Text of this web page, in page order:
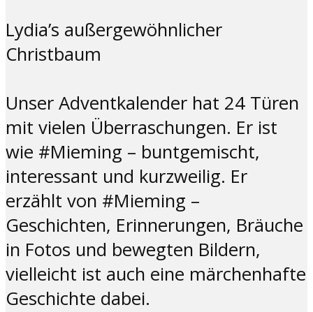
Lydia’s außergewöhnlicher
Christbaum
Unser Adventkalender hat 24 Türen
mit vielen Überraschungen. Er ist
wie #Mieming – buntgemischt,
interessant und kurzweilig. Er
erzählt von #Mieming –
Geschichten, Erinnerungen, Bräuche
in Fotos und bewegten Bildern,
vielleicht ist auch eine märchenhafte
Geschichte dabei.